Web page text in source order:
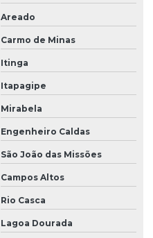
Areado
Carmo de Minas
Itinga
Itapagipe
Mirabela
Engenheiro Caldas
São João das Missões
Campos Altos
Rio Casca
Lagoa Dourada